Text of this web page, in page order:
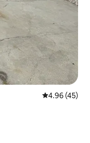
レビュー45
4.96 (45)